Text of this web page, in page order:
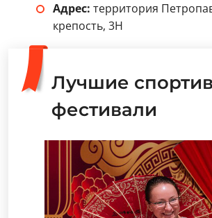
Адрес: территория
крепость, 3Н
Лучшие
фестивали